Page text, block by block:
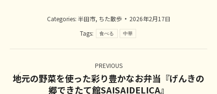
Categories: 半田市, ちた散歩
2026年2月17日
Tags:
食べる 中華
navigation
PREVIOUS
Previous
地元の野菜を使った彩り豊かなお弁当『げんきの
郷できたて館SAISAIDELICA』